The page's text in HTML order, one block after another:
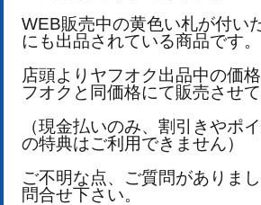
WEB販売中の黄色い札が付い
にも出品されている商品です。
店頭よりヤフオク出品中の価
フオクと同価格にて販売させ
（現金払いのみ、割引きやポ
の特典はご利用できません）
ご不明な点、ご質問がありま
問合せ下さい。